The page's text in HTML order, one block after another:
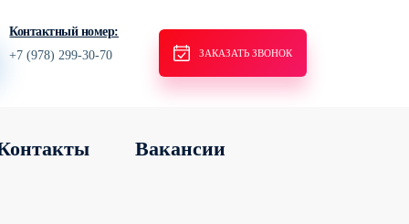
Контактный номер:
+7 (978) 299-30-70
ЗАКАЗАТЬ ЗВОНОК
Вакансии